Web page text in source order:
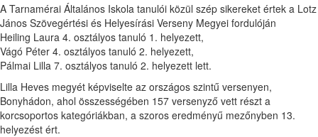
A Tarnamérai Általános Iskola tanulói közül szép sikereket értek a Lotz
János Szövegértési és Helyesírási Verseny Megyei fordulóján
Heiling Laura 4. osztályos tanuló 1. helyezett,
Vágó Péter 4. osztályos tanuló 2. helyezett,
Pálmai Lilla 7. osztályos tanuló 2. helyezett lett.
Lilla Heves megyét képviselte az országos szintű versenyen,
Bonyhádon, ahol összességében 157 versenyző vett részt a
korcsoportos kategóriákban, a szoros eredményű mezőnyben 13.
helyezést ért.